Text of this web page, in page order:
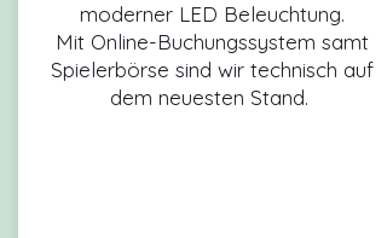
moderner LED Beleuchtung.
Mit Online-Buchungssystem samt
Spielerbörse sind wir technisch auf
dem neuesten Stand.